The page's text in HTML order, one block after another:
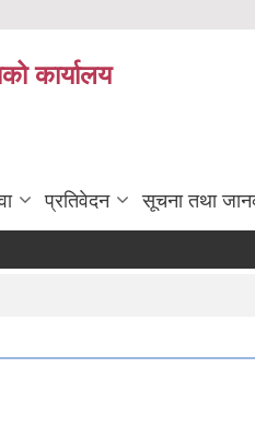
कार्यालय
प्रतिवेदन सूचना तथा